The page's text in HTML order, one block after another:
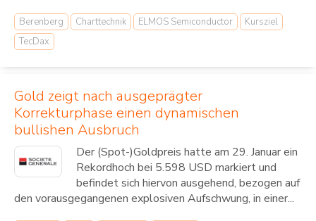
Berenberg Charttechnik ELMOS Semiconductor
Kursziel
TecDax
Gold zeigt nach ausgeprägter
Korrekturphase einen dynamischen
bullishen Ausbruch
Der (Spot-)Goldpreis hatte am 29. Januar ein
Rekordhoch bei 5.598 USD markiert und
befindet sich hiervon ausgehend, bezogen auf
den vorausgegangenen explosiven Aufschwung, in einer...